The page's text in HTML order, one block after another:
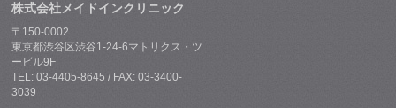
株式会社メイドインクリニック
〒150-0002
東京都渋谷区渋谷1-24-6マトリクス・ツ
ービル9F
TEL: 03-4405-8645 / FAX: 03-3400-
3039